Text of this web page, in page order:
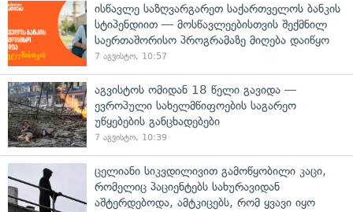
ისწავლე საზღვარგარეთ საქართველოს ბანკის
სტიპენდიით — მოსწავლეებისთვის შექმნილ
საერთაშორისო პროგრამაზე მიღება დაიწყო
7 აგვისტო, 10:57
აგვისტოს ომიდან 18 წელი გავიდა —
ევროპული სახელმწიფოების საგარეო
უწყებების განცხადებები
7 აგვისტო, 10:39
ცელიანი სიკვდილივით გამოწყობილი კაცი,
რომელიც პაციენტებს სახურავიდან
აშტერდებოდა, ამტკიცებს, რომ ყვავი იყო